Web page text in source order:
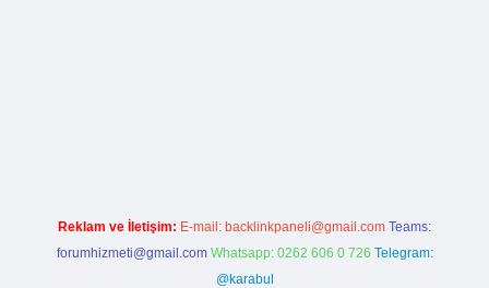
Reklam ve İletişim: E-mail: backlinkpaneli@gmail.com Teams:
forumhizmeti@gmail.com Whatsapp: 0262 606 0 726 Telegram:
@karabul